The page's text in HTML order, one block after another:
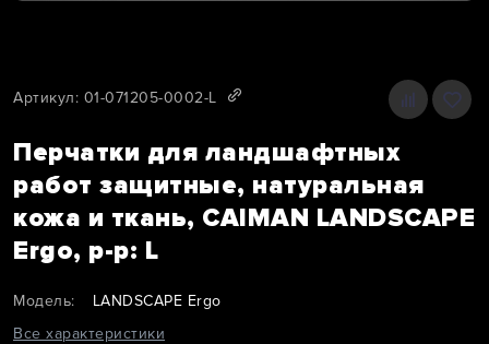
Артикул: 01-071205-0002-L
Перчатки для ландшафтных
работ защитные, натуральная
кожа и ткань, CAIMAN LANDSCAPE
Ergo, p-p: L
Модель:
LANDSCAPE Ergo
Все характеристики